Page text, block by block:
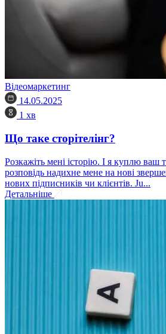
Відеомаркетинг
14.05.2025
1 хв
Що таке сторітелінг?
Розкажіть мені історію. І я куплю ваш
розповідь надихне мене на нові
нових підписників чи клієнтів. Ju...
Детальніше